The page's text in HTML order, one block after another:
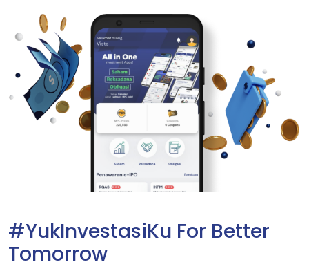
#YukInvestasiKu For Better
Tomorrow